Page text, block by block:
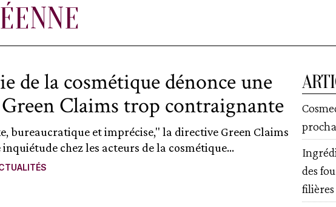
de la cosmétique dénonce une
Claims trop contraignante
bureaucratique et imprécise," la directive Green Claims
inquiétude chez les acteurs de la cosmétique...
des
filières